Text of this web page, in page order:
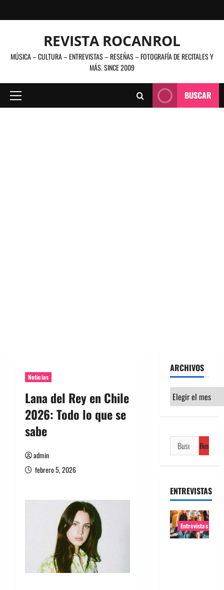
al
REVISTA ROCANROL
MÚSICA – CULTURA – ENTREVISTAS – RESEÑAS – FOTOGRAFÍA DE RECITALES Y
MÁS. SINCE 2009
Menú
BUSCAR
Noticias
Lana del Rey en Chile
2026: Todo lo que se
sabe
admin
febrero 5, 2026
ARCHIVOS
Archivos
Buscar:
ENTREVISTAS
Entrevistas